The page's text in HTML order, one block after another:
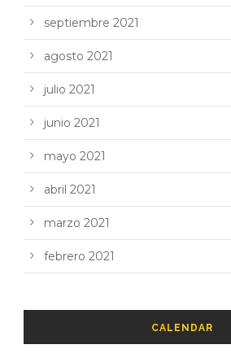
septiembre 2021
agosto 2021
julio 2021
junio 2021
mayo 2021
abril 2021
marzo 2021
febrero 2021
CALENDAR